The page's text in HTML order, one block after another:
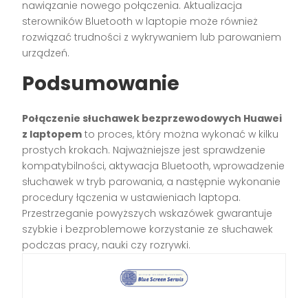
nawiązanie nowego połączenia. Aktualizacja
sterowników Bluetooth w laptopie może również
rozwiązać trudności z wykrywaniem lub parowaniem
urządzeń.
Podsumowanie
Połączenie słuchawek bezprzewodowych Huawei
z laptopem to proces, który można wykonać w kilku
prostych krokach. Najważniejsze jest sprawdzenie
kompatybilności, aktywacja Bluetooth, wprowadzenie
słuchawek w tryb parowania, a następnie wykonanie
procedury łączenia w ustawieniach laptopa.
Przestrzeganie powyższych wskazówek gwarantuje
szybkie i bezproblemowe korzystanie ze słuchawek
podczas pracy, nauki czy rozrywki.